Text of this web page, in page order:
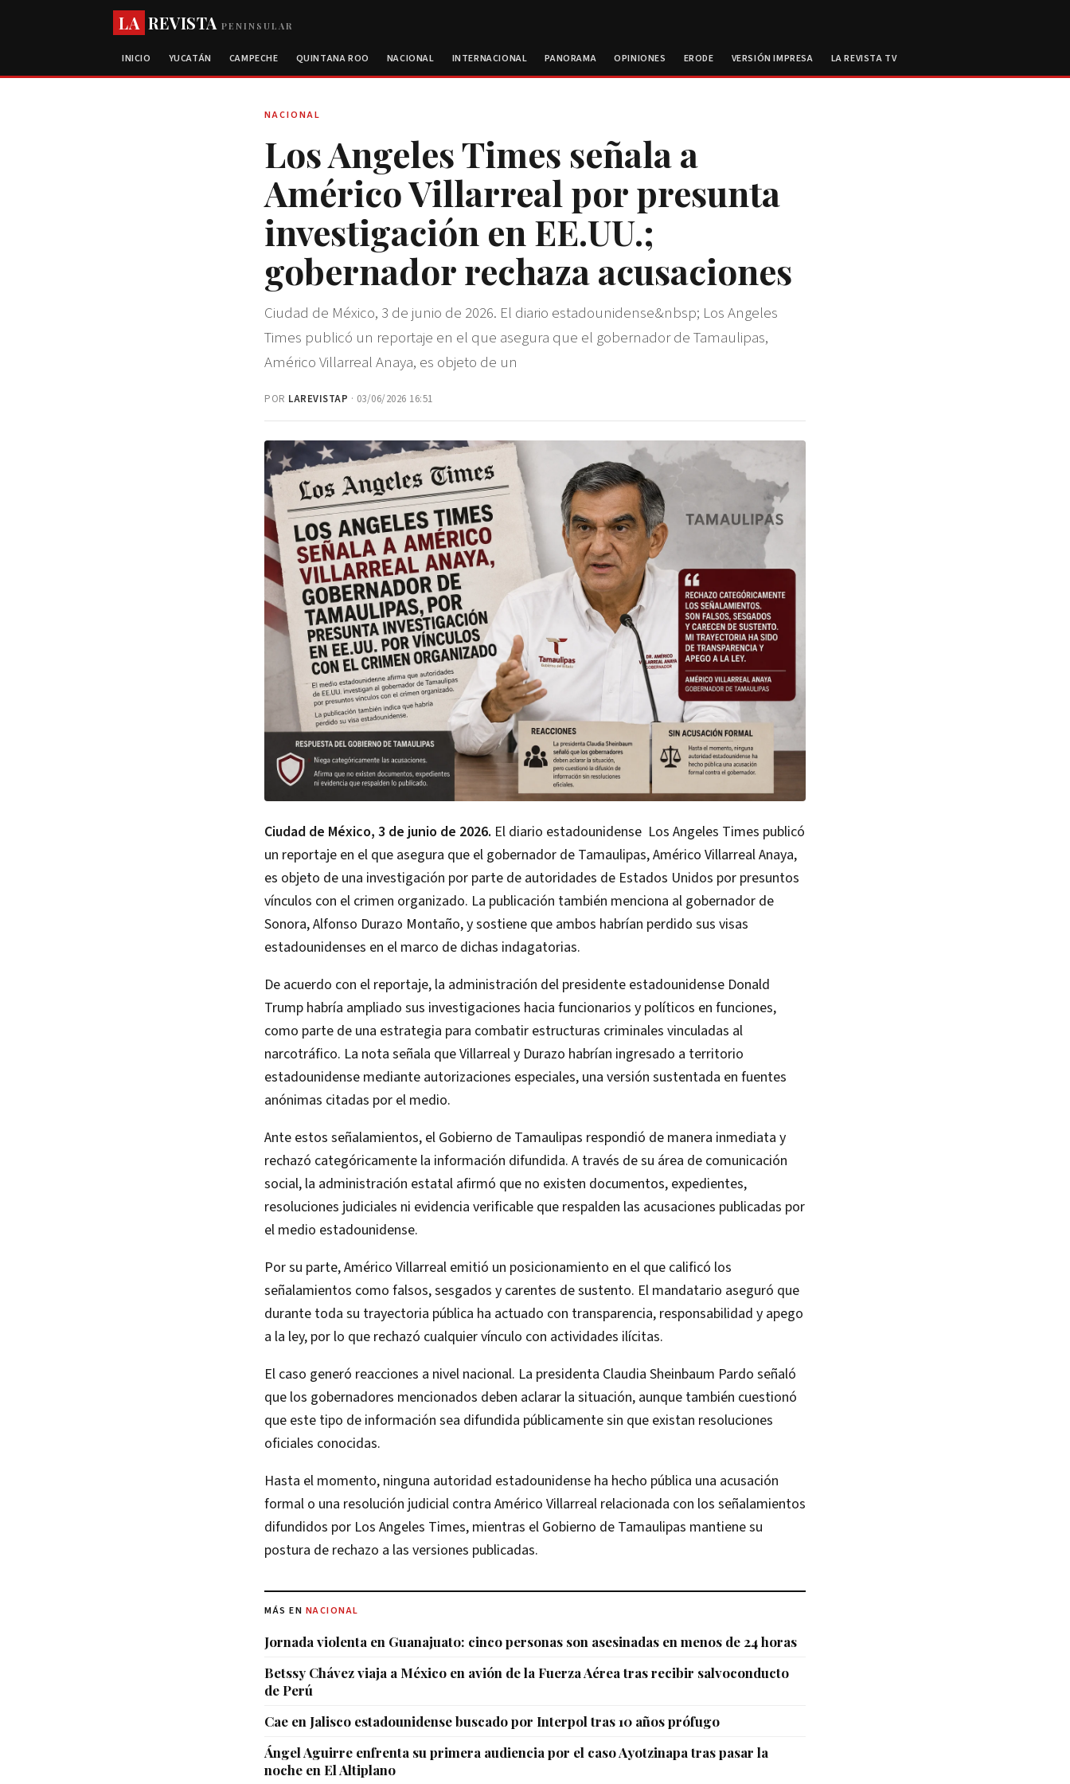
LA REVISTAPENINSULAR
INICIO YUCATÁN CAMPECHE QUINTANA ROO NACIONAL INTERNACIONAL PANORAMA OPINIONES ERODE VERSIÓN IMPRESA LA REVISTA TV
NACIONAL
Los Angeles Times señala a
Américo Villarreal por presunta
investigación en EE.UU.;
gobernador rechaza acusaciones
Ciudad de México, 3 de junio de 2026. El diario estadounidense&nbsp; Los Angeles
Times publicó un reportaje en el que asegura que el gobernador de Tamaulipas,
Américo Villarreal Anaya, es objeto de un
POR LAREVISTAP · 03/06/2026 16:51
Ciudad de México, 3 de junio de 2026. El diario estadounidense Los Angeles Times publicó
un reportaje en el que asegura que el gobernador de Tamaulipas, Américo Villarreal Anaya,
es objeto de una investigación por parte de autoridades de Estados Unidos por presuntos
vínculos con el crimen organizado. La publicación también menciona al gobernador de
Sonora, Alfonso Durazo Montaño, y sostiene que ambos habrían perdido sus visas
estadounidenses en el marco de dichas indagatorias.
De acuerdo con el reportaje, la administración del presidente estadounidense Donald
Trump habría ampliado sus investigaciones hacia funcionarios y políticos en funciones,
como parte de una estrategia para combatir estructuras criminales vinculadas al
narcotráfico. La nota señala que Villarreal y Durazo habrían ingresado a territorio
estadounidense mediante autorizaciones especiales, una versión sustentada en fuentes
anónimas citadas por el medio.
Ante estos señalamientos, el Gobierno de Tamaulipas respondió de manera inmediata y
rechazó categóricamente la información difundida. A través de su área de comunicación
social, la administración estatal afirmó que no existen documentos, expedientes,
resoluciones judiciales ni evidencia verificable que respalden las acusaciones publicadas por
el medio estadounidense.
Por su parte, Américo Villarreal emitió un posicionamiento en el que calificó los
señalamientos como falsos, sesgados y carentes de sustento. El mandatario aseguró que
durante toda su trayectoria pública ha actuado con transparencia, responsabilidad y apego
a la ley, por lo que rechazó cualquier vínculo con actividades ilícitas.
El caso generó reacciones a nivel nacional. La presidenta Claudia Sheinbaum Pardo señaló
que los gobernadores mencionados deben aclarar la situación, aunque también cuestionó
que este tipo de información sea difundida públicamente sin que existan resoluciones
oficiales conocidas.
Hasta el momento, ninguna autoridad estadounidense ha hecho pública una acusación
formal o una resolución judicial contra Américo Villarreal relacionada con los señalamientos
difundidos por Los Angeles Times, mientras el Gobierno de Tamaulipas mantiene su
postura de rechazo a las versiones publicadas.
MÁS EN NACIONAL
Jornada violenta en Guanajuato: cinco personas son asesinadas en menos de 24 horas
Betssy Chávez viaja a México en avión de la Fuerza Aérea tras recibir salvoconducto
de Perú
Cae en Jalisco estadounidense buscado por Interpol tras 10 años prófugo
Ángel Aguirre enfrenta su primera audiencia por el caso Ayotzinapa tras pasar la
noche en El Altiplano